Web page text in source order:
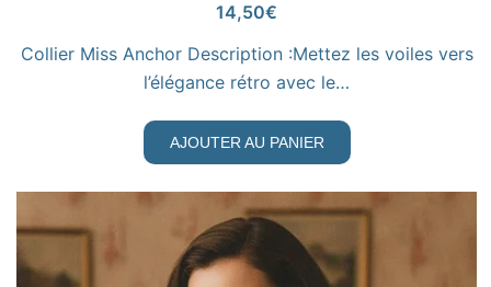
14,50€
Collier Miss Anchor Description :Mettez les voiles vers
l’élégance rétro avec le…
AJOUTER AU PANIER